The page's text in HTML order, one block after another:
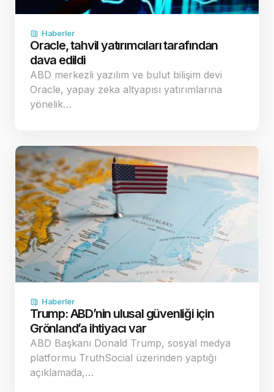
Haberler
Oracle, tahvil yatırımcıları tarafından
dava edildi
ABD merkezli yazılım ve bulut bilişim devi
Oracle, yapay zeka altyapısı yatırımlarına
yönelik…
Haberler
Trump: ABD’nin ulusal güvenliği için
Grönland’a ihtiyacı var
ABD Başkanı Donald Trump, sosyal medya
platformu TruthSocial üzerinden yaptığı
açıklamada,…